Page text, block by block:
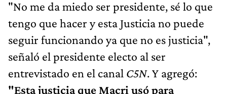
"No me da miedo ser presidente, sé lo que
tengo que hacer y esta Justicia no puede
seguir funcionando ya que no es justicia",
señaló el presidente electo al ser
entrevistado en el canal C5N. Y agregó:
"Esta justicia que Macri usó para